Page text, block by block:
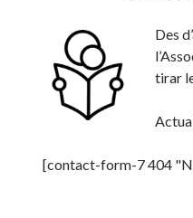
Des
tirar
[contact-form-7 404